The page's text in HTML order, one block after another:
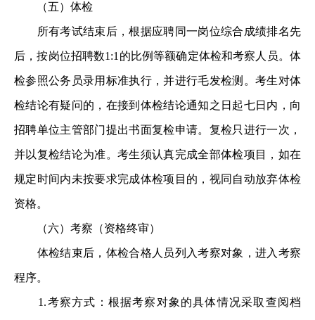
（五）体检
所有考试结束后，根据应聘同一岗位综合成绩排名先
后，按岗位招聘数1:1的比例等额确定体检和考察人员。体
检参照公务员录用标准执行，并进行毛发检测。考生对体
检结论有疑问的，在接到体检结论通知之日起七日内，向
招聘单位主管部门提出书面复检申请。复检只进行一次，
并以复检结论为准。考生须认真完成全部体检项目，如在
规定时间内未按要求完成体检项目的，视同自动放弃体检
资格。
（六）考察（资格终审）
体检结束后，体检合格人员列入考察对象，进入考察
程序。
1.考察方式：根据考察对象的具体情况采取查阅档